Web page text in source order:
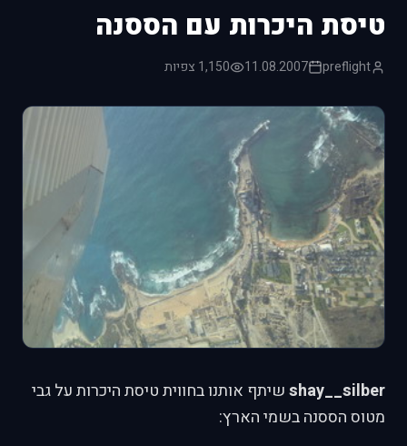
טיסת היכרות עם הססנה
preflight
11.08.2007 1,150 צפיות
shay__silberשיתף אותנו בחווית טיסת היכרות על גבי
מטוס הססנה בשמי הארץ: